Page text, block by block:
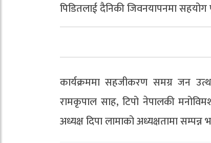
पिडितलाई दैनिकी जिवनयापनमा सहयोग
कार्यक्रममा सहजीकरण समग्र जन
रामकृपाल साह, टिपो नेपालकी
अध्यक्ष दिपा लामाको अध्यक्षतामा सम्पन्न